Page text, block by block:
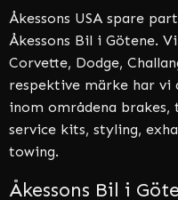
Åkessons USA spare
Åkessons Bil i Götene.
Corvette, Dodge,
respektive märke har vi
inom områdena
service kits, styling,
towing.
Åkessons Bil i